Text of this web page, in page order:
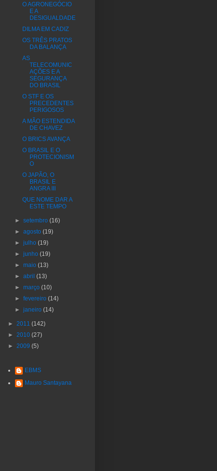
O AGRONEGÓCIO
E A
DESIGUALDADE
DILMA EM CADIZ
OS TRÊS PRATOS
DA BALANÇA
AS
TELECOMUNIC
AÇÕES E A
SEGURANÇA
DO BRASIL
O STF E OS
PRECEDENTES
PERIGOSOS
A MÃO ESTENDIDA
DE CHAVEZ
O BRICS AVANÇA
O BRASIL E O
PROTECIONISM
O
O JAPÃO, O
BRASIL E
ANGRA III
QUE NOME DAR A
ESTE TEMPO
►setembro(16)
►agosto(19)
►julho(19)
►junho(19)
►maio(13)
►abril(13)
►março(10)
►fevereiro(14)
►janeiro(14)
► 2011 (142)
► 2010 (27)
► 2009 (5)
EBMS
Mauro Santayana